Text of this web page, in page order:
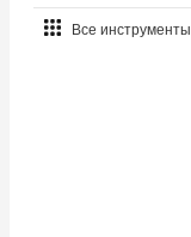
Все инструменты